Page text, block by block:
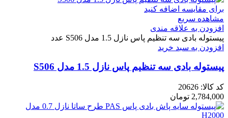
برای مقایسه اضافه کنید
مشاهده سریع
افزودن به علاقه مندی
پیستوله بادی سه تنظیم پاس نازل 1.5 مدل S506 عدد
افزودن به سبد خرید
پیستوله بادی سه تنظیم پاس نازل 1.5 مدل S506
کد کالا: 20626
2,784,000 تومان